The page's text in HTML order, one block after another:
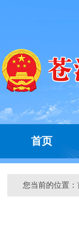
首页
您当前的位置：